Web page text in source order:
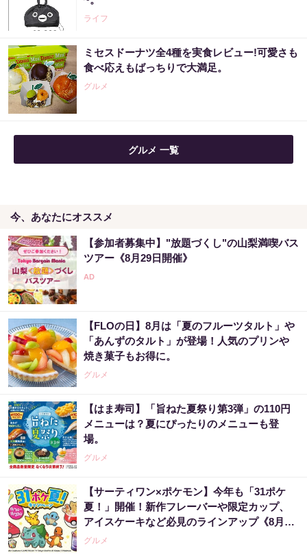
ライフ
ミセスドーナツ全4種を実食レビュー!可愛さも
食べ応えもばっちりで大満足。
グルメ
グルメ 一覧
今、あなたにオススメ
【参加者募集中】"放題づくし"の山梨満喫バス
ツアー《8月29日開催》
【FLOの日】8月は「夏のフルーツタルト」や
「あんずのタルト」が登場！人気のプリンや
焼き菓子もお得に。
グルメ
【はま寿司】「旨ねた夏祭り第3弾」の110円
メニューは？夏にぴったりのメニューも登
場。
グルメ
【サーティワン×ポケモン】今年も「31ポケ
夏！」開催！新作フレーバーや限定カップ、
アイスケーキなど必見のラインアップ《8月1
日スタート》
グルメ